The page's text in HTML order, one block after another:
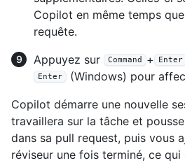
Copilot en même temps
requête.
Appuyez sur
Command + Enter
Enter
(Windows) pour
Copilot démarre une nouvelle
travaillera sur la tâche et
dans sa pull request, puis vous
réviseur une fois terminé, ce qui